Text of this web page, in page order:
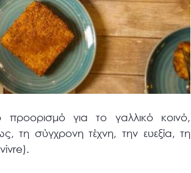
για το γαλλικό κοινό,
τη σύγχρονη τέχνη, την ευεξία, τη